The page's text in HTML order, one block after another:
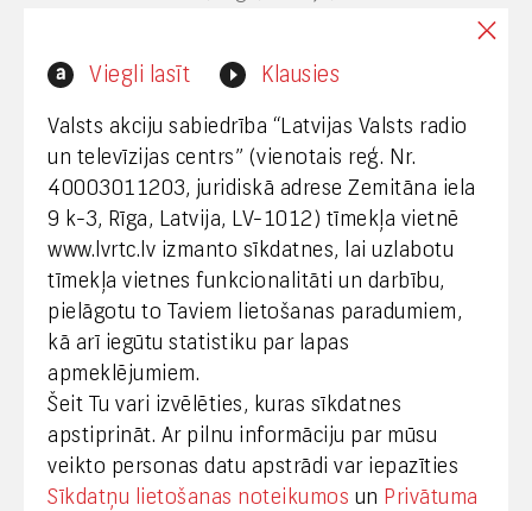
Viegli lasīt Klausies
Valsts akciju sabiedrība “Latvijas Valsts radio
un televīzijas centrs” (vienotais reģ. Nr.
40003011203, juridiskā adrese Zemitāna iela
9 k-3, Rīga, Latvija, LV-1012) tīmekļa vietnē
www.lvrtc.lv izmanto sīkdatnes, lai uzlabotu
tīmekļa vietnes funkcionalitāti un darbību,
pielāgotu to Taviem lietošanas paradumiem,
kā arī iegūtu statistiku par lapas
apmeklējumiem.
Šeit Tu vari izvēlēties, kuras sīkdatnes
apstiprināt. Ar pilnu informāciju par mūsu
veikto personas datu apstrādi var iepazīties
Sīkdatņu lietošanas noteikumos un Privātuma
Interneta vietnes www.lvrtc.lv administrators:
Klientu apkalpošana
+371 67108787
Medijiem
+371 29665001
vineta.sprugaine@lvrtc.lv